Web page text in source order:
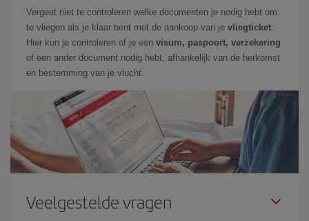
Vergeet niet te controleren welke documenten je nodig hebt om
te vliegen als je klaar bent met de aankoop van je vliegticket
Hier kun je controleren of je een visum, paspoort, verzekering
of een ander document nodig hebt, afhankelijk van de herkomst
en bestemming van je vlucht.
Veelgestelde vragen